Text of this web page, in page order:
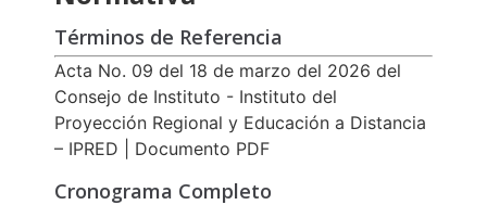
Términos de Referencia
Acta No. 09 del 18 de marzo del 2026 del
Consejo de Instituto - Instituto del
Proyección Regional y Educación a Distancia
– IPRED | Documento PDF
Cronograma Completo